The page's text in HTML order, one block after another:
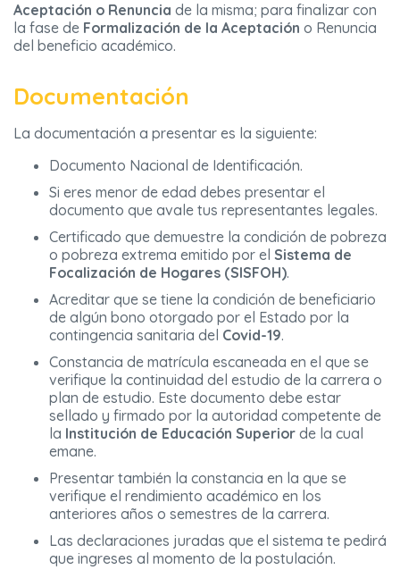
Aceptación o Renuncia de la misma; para finalizar con
la fase de Formalización de la Aceptación o Renuncia
del beneficio académico.
Documentación
La documentación a presentar es la siguiente:
Documento Nacional de Identificación.
Si eres menor de edad debes presentar el
documento que avale tus representantes legales.
Certificado que demuestre la condición de pobreza
o pobreza extrema emitido por el Sistema de
Focalización de Hogares (SISFOH).
Acreditar que se tiene la condición de beneficiario
de algún bono otorgado por el Estado por la
contingencia sanitaria del Covid-19.
Constancia de matrícula escaneada en el que se
verifique la continuidad del estudio de la carrera o
plan de estudio. Este documento debe estar
sellado y firmado por la autoridad competente de
la Institución de Educación Superior de la cual
emane.
Presentar también la constancia en la que se
verifique el rendimiento académico en los
anteriores años o semestres de la carrera.
Las declaraciones juradas que el sistema te pedirá
que ingreses al momento de la postulación.